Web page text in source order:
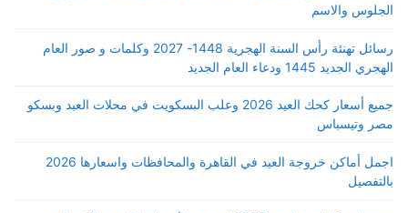
الجلوس والاسم
رسائل تهنئة رأس السنة الهجرية 1448- 2027 وكلمات و صور العام
الهجري الجديد 1445 ودعاء العام الجديد
جميع أسعار كحك العيد 2026 وعلب البسكويت في محلات العبد وبسكو
مصر وتيسباس
اجمل أماكن خروجة العيد في القاهرة والمحافظات واسعارها 2026
بالتفصيل